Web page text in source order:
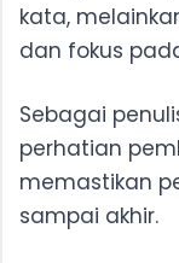
kata,
dan fokus
Sebagai
perhatian
memastikan
sampai akhir.